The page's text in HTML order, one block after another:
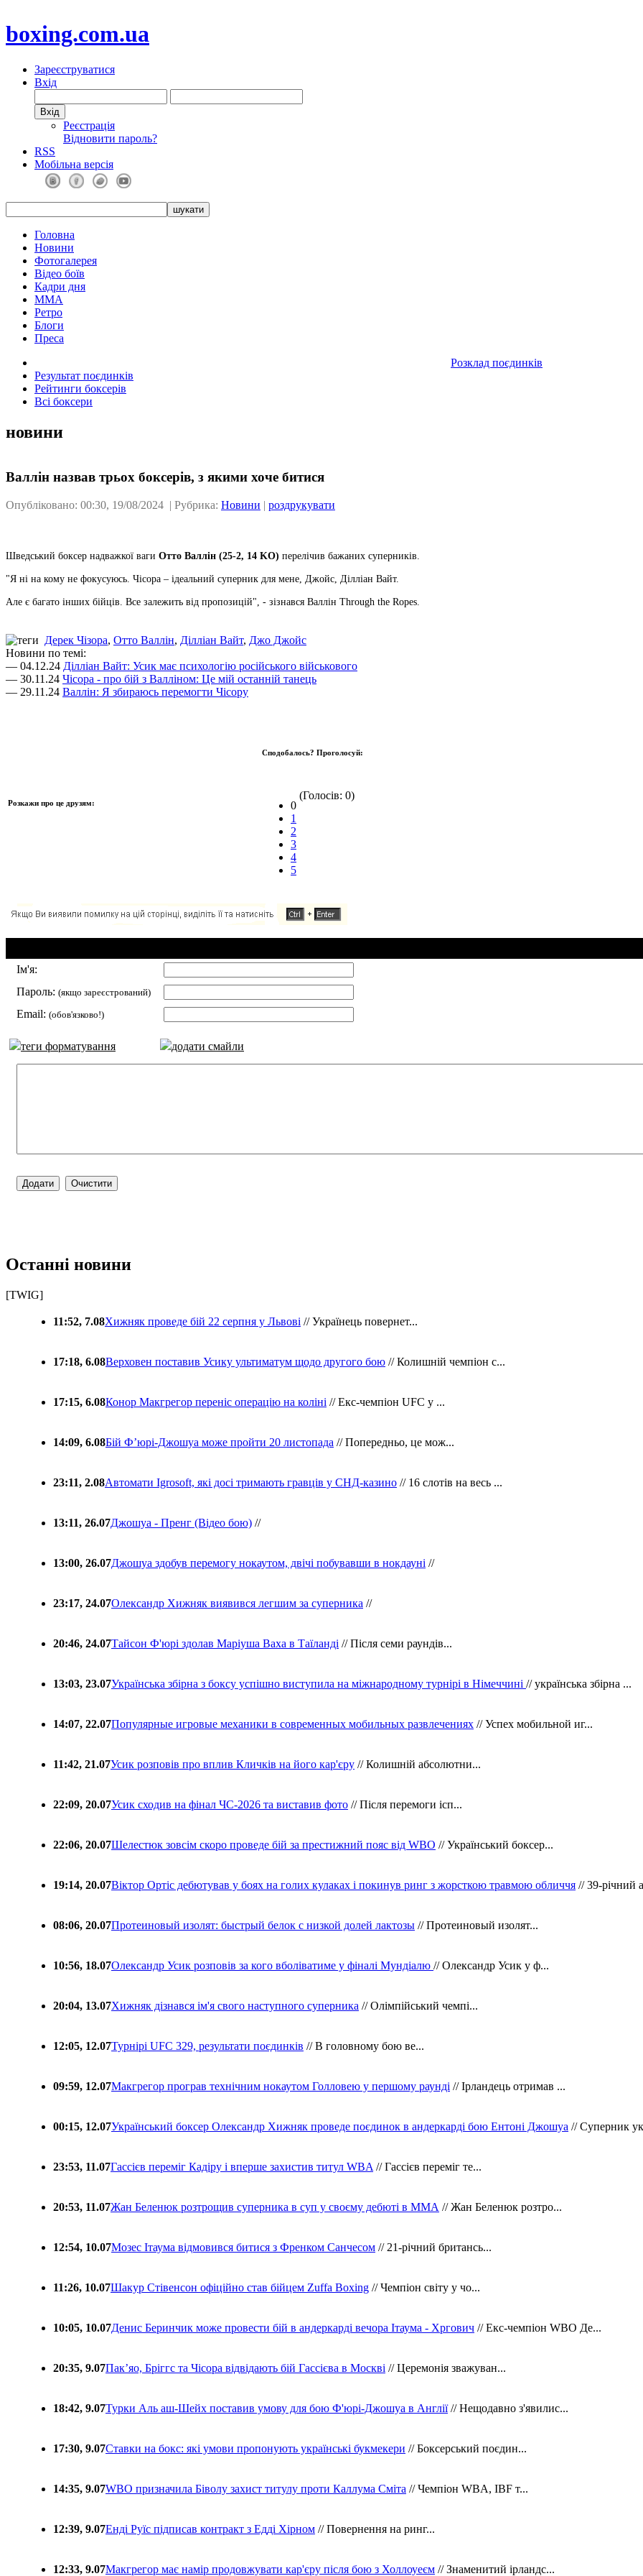
boxing.com.ua
Зареєструватися
Вхід
Реєстрація
Відновити пароль?
RSS
Мобільна версія
Головна
Новини
Фотогалерея
Відео боїв
Кадри дня
ММА
Ретро
Блоги
Преса
Розклад поєдинків
Результат поєдинків
Рейтинги боксерів
Всі боксери
новини
Валлін назвав трьох боксерів, з якими хоче битися
Опубліковано: 00:30, 19/08/2024 | Рубрика: Новини | роздрукувати
Шведський боксер надважкої ваги Отто Валлін (25-2, 14 KO) перелічив бажаних суперників.
"Я ні на кому не фокусуюсь. Чісора – ідеальний суперник для мене, Джойс, Ділліан Вайт.
Але є багато інших бійців. Все залежить від пропозицій", - зізнався Валлін Through the Ropes.
Дерек Чізора, Отто Валлін, Ділліан Вайт, Джо Джойс
Новини по темі:
— 04.12.24 Ділліан Вайт: Усик має психологію російського військового
— 30.11.24 Чісора - про бій з Валліном: Це мій останній танець
— 29.11.24 Валлін: Я збираюсь перемогти Чісору
Розкажи про це друзям:
Сподобалось? Проголосуй:
0
1
2
3
4
5
(Голосів: 0)
Ім'я:
Пароль: (якщо зареєстрований)
Email: (обов'язково!)
теги форматування додати смайли
Останні новини
[TWIG]
11:52, 7.08Хижняк проведе бій 22 серпня у Львові // Українець повернет...
17:18, 6.08Верховен поставив Усику ультиматум щодо другого бою // Колишній чемпіон с...
17:15, 6.08Конор Макгрегор переніс операцію на коліні // Екс-чемпіон UFC у ...
14:09, 6.08Бій Ф’юрі-Джошуа може пройти 20 листопада // Попередньо, це мож...
23:11, 2.08Автомати Igrosoft, які досі тримають гравців у СНД-казино // 16 слотів на весь ...
13:11, 26.07Джошуа - Пренг (Відео бою) //
13:00, 26.07Джошуа здобув перемогу нокаутом, двічі побувавши в нокдауні //
23:17, 24.07Олександр Хижняк виявився легшим за суперника //
20:46, 24.07Тайсон Ф'юрі здолав Маріуша Ваха в Таїланді // Після семи раундів...
13:03, 23.07Українська збірна з боксу успішно виступила на міжнародному турнірі в Німеччині // українська збірна ...
14:07, 22.07Популярные игровые механики в современных мобильных развлечениях // Успех мобильной иг...
11:42, 21.07Усик розповів про вплив Кличків на його кар'єру // Колишній абсолютни...
22:09, 20.07Усик сходив на фінал ЧС-2026 та виставив фото // Після перемоги ісп...
22:06, 20.07Шелестюк зовсім скоро проведе бій за престижний пояс від WBO // Український боксер...
19:14, 20.07Віктор Ортіс дебютував у боях на голих кулаках і покинув ринг з жорсткою травмою обличчя // 39-річний
08:06, 20.07Протеиновый изолят: быстрый белок с низкой долей лактозы // Протеиновый изолят...
10:56, 18.07Олександр Усик розповів за кого вболіватиме у фіналі Мундіалю // Олександр Усик у ф...
20:04, 13.07Хижняк дізнався ім'я свого наступного суперника // Олімпійський чемпі...
12:05, 12.07Турнірі UFC 329, результати поєдинків // В головному бою ве...
09:59, 12.07Макгрегор програв технічним нокаутом Голловею у першому раунді // Ірландець отримав ...
00:15, 12.07Український боксер Олександр Хижняк проведе поєдинок в андеркарді бою Ентоні Джошуа // Суперник
23:53, 11.07Гассієв переміг Кадіру і вперше захистив титул WBA // Гассієв переміг те...
20:53, 11.07Жан Беленюк розтрощив суперника в суп у своєму дебюті в ММА // Жан Беленюк розтро...
12:54, 10.07Мозес Ітаума відмовився битися з Френком Санчесом // 21-річний британсь...
11:26, 10.07Шакур Стівенсон офіційно став бійцем Zuffa Boxing // Чемпіон світу у чо...
10:05, 10.07Денис Беринчик може провести бій в андеркарді вечора Ітаума - Хргович // Екс-чемпіон WBO Де...
20:35, 9.07Пакʼяо, Бріггс та Чісора відвідають бій Гассієва в Москві // Церемонія зважуван...
18:42, 9.07Турки Аль аш-Шейх поставив умову для бою Ф'юрі-Джошуа в Англії// Нещодавно з'явилис...
17:30, 9.07Ставки на бокс: які умови пропонують українські букмекери // Боксерський поєдин...
14:35, 9.07WBO призначила Біволу захист титулу проти Каллума Сміта // Чемпіон WBA, IBF т...
12:39, 9.07Енді Руїс підписав контракт з Едді Хірном // Повернення на ринг...
12:33, 9.07Макгрегор має намір продовжувати кар'єру після бою з Холлоуеєм // Знаменитий ірландс...